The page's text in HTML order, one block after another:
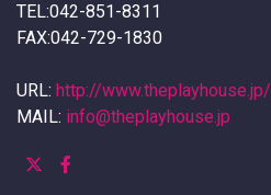
TEL:042-851-8311
FAX:042-729-1830
URL: http://www.theplayhouse.jp/
MAIL: info@theplayhouse.jp